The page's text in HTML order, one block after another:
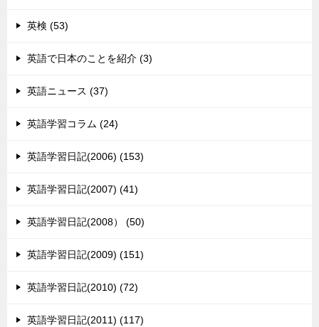
英検 (53)
英語で日本のことを紹介 (3)
英語ニュース (37)
英語学習コラム (24)
英語学習日記(2006) (153)
英語学習日記(2007) (41)
英語学習日記(2008） (50)
英語学習日記(2009) (151)
英語学習日記(2010) (72)
英語学習日記(2011) (117)